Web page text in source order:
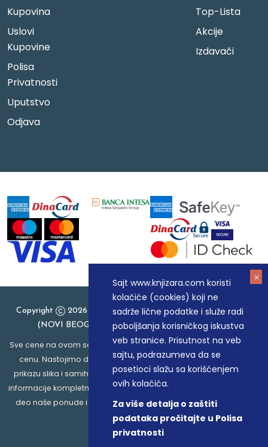
Sajt www.knjizara.com koristi
kolačiće (cookies) koji ne
sadrže lične podatke i služe radi
poboljšanja korisničkog iskustva
veb stranice. Prisutnost na veb
sajtu, podrazumeva da se
posetioci slažu sa korišćenjem
ovih kolačića.
Za više detalja o zaštiti
podataka pročitajte u Polisa
privatnosti
Kupovina
Uslovi
Kupovine
Polisa
Privatnosti
Uputstvo
Odjava
Top-Lista
Akcije
Izdavači
Copyright
2026 Knjizara.com - MAKART DOO BEOGRAD
(NOVI BEOGRAD), PIB: 105184104, MB: 20337524
Sve cene na ovom sajtu iskazane su u dinarima. PDV je uračunat u
cenu. Nastojimo da budemo što precizniji u opisu proizvoda,
prikazu slika i samih cena, ali ne možemo garantovati da su sve
informacije kompletne i bez grešaka. Svi artikli prikazani na sajtu su
deo naše ponude i ne podrazumeva da su dostupni u svakom
trenutku.